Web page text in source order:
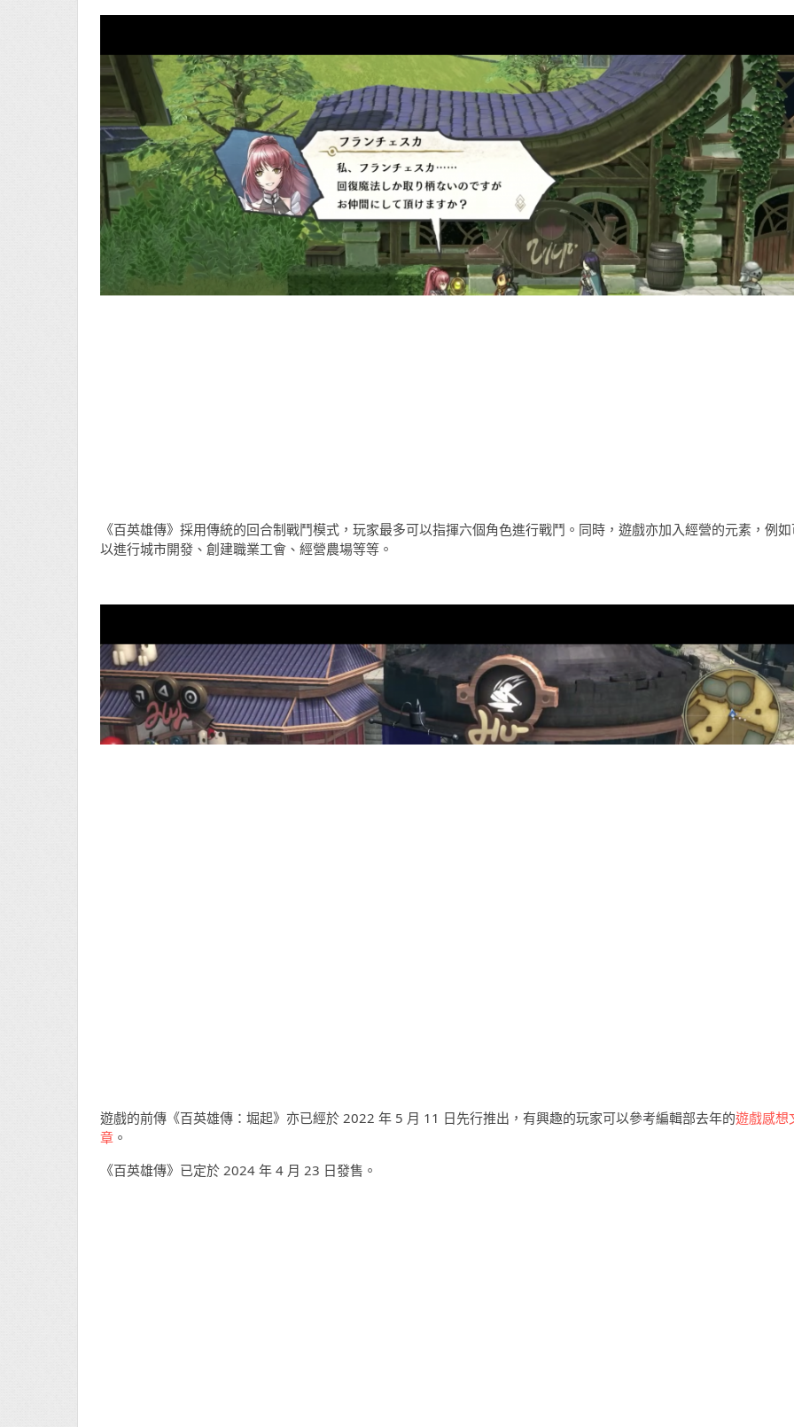
《百英雄傳》採用傳統的回合制戰鬥模式，玩家最多可以指揮六個角色進行戰鬥。同時，遊戲亦加入經營的元素，例
以進行城市開發、創建職業工會、經營農場等等。
遊戲的前傳《百英雄傳：堀起》亦已經於 2022 年 5 月 11 日先行推出，有興趣的玩家可以參考編輯部去年的遊戲感想
章 。
《百英雄傳》已定於 2024 年 4 月 23 日發售。